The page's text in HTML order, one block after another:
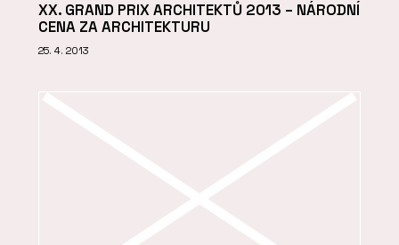
XX. GRAND PRIX ARCHITEKTŮ 2013 – NÁRODNÍ
CENA ZA ARCHITEKTURU
25. 4. 2013